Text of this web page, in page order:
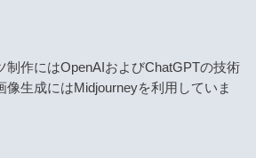
制作にはOpenAIおよびChatGPTの技術
像生成にはMidjourneyを利用していま